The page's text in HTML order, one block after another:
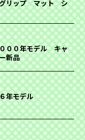
リップ マット シ
００年モデル キャ
新品
年モデル